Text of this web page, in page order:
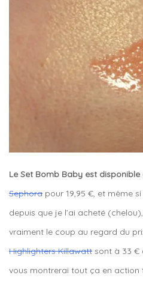
Le Set Bomb Baby est
Sephora pour 19,95 €, et même
depuis que je l’ai acheté
vraiment le coup au regard du
Highlighters Killawatt sont à 33 €
vous montrerai tout ça en action